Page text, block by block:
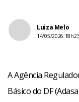
Luiza Melo
14/05/2026 18h23
A Agência
Básico do DF